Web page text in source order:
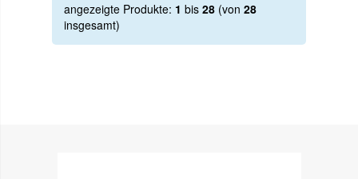
angezeigte Produkte: 1 bis 28 (von 28
insgesamt)